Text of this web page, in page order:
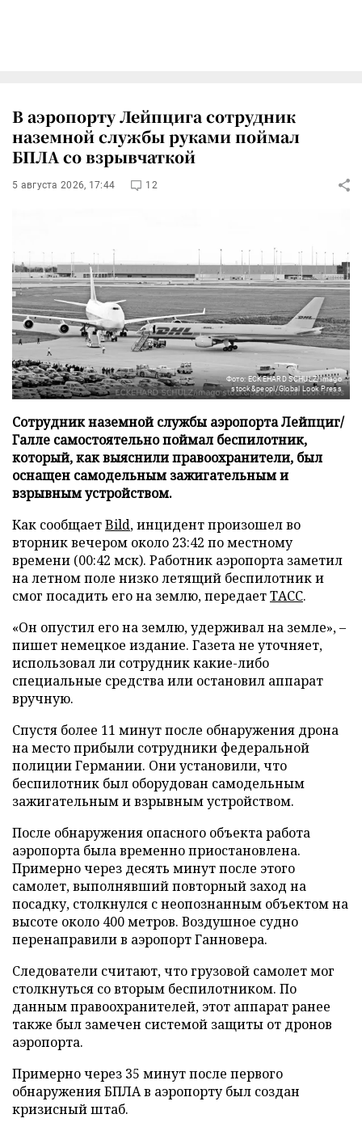
В аэропорту Лейпцига сотрудник
наземной службы руками поймал
БПЛА со взрывчаткой
5 августа 2026, 17:44 12
Фото: ECKEHARD SCHULZ/imago
stock&peopl/Global Look Press
Сотрудник наземной службы аэропорта Лейпциг/
Галле самостоятельно поймал беспилотник,
который, как выяснили правоохранители, был
оснащен самодельным зажигательным и
взрывным устройством.
Как сообщаетBild, инцидент произошел во
вторник вечером около 23:42 по местному
времени (00:42 мск). Работник аэропорта заметил
на летном поле низко летящий беспилотник и
смог посадить его на землю, передаетТАСС.
«Он опустил его на землю, удерживал на земле», –
пишет немецкое издание. Газета не уточняет,
использовал ли сотрудник какие-либо
специальные средства или остановил аппарат
вручную.
Спустя более 11 минут после обнаружения дрона
на место прибыли сотрудники федеральной
полиции Германии. Они установили, что
беспилотник был оборудован самодельным
зажигательным и взрывным устройством.
После обнаружения опасного объекта работа
аэропорта была временно приостановлена.
Примерно через десять минут после этого
самолет, выполнявший повторный заход на
посадку, столкнулся с неопознанным объектом на
высоте около 400 метров. Воздушное судно
перенаправили в аэропорт Ганновера.
Следователи считают, что грузовой самолет мог
столкнуться со вторым беспилотником. По
данным правоохранителей, этот аппарат ранее
также был замечен системой защиты от дронов
аэропорта.
Примерно через 35 минут после первого
обнаружения БПЛА в аэропорту был создан
кризисный штаб.